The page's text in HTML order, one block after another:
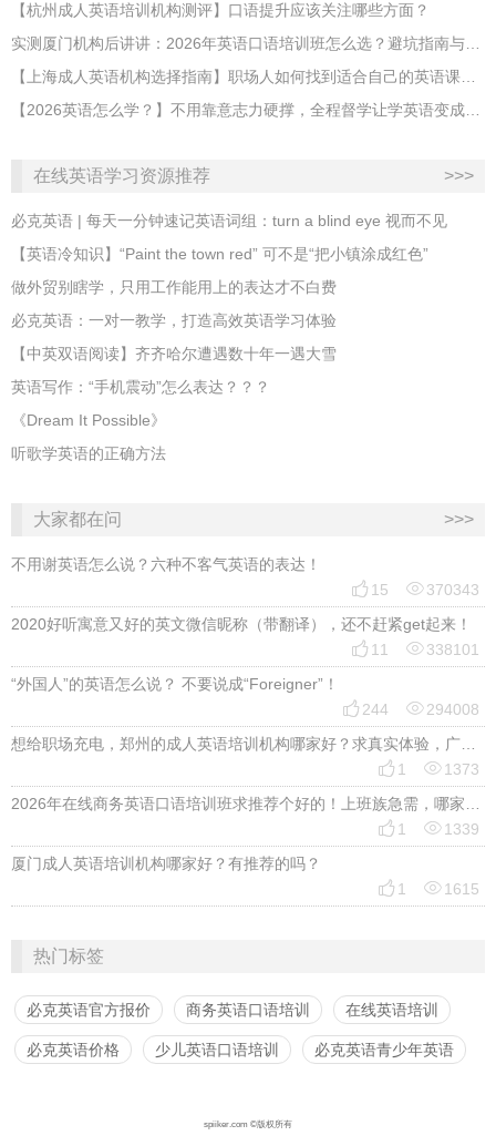
【杭州成人英语培训机构测评】口语提升应该关注哪些方面？
实测厦门机构后讲讲：2026年英语口语培训班怎么选？避坑指南与高效学习新范式
【上海成人英语机构选择指南】职场人如何找到适合自己的英语课程？
【2026英语怎么学？】不用靠意志力硬撑，全程督学让学英语变成日常习惯
在线英语学习资源推荐 >>>
必克英语 | 每天一分钟速记英语词组：turn a blind eye 视而不见
​【英语冷知识】“Paint the town red” 可不是“把小镇涂成红色”
做外贸别瞎学，只用工作能用上的表达才不白费
必克英语：一对一教学，打造高效英语学习体验
【中英双语阅读】齐齐哈尔遭遇数十年一遇大雪
英语写作：“手机震动”怎么表达？？？
《Dream It Possible》
听歌学英语的正确方法
大家都在问 >>>
不用谢英语怎么说？六种不客气英语的表达！
 15 370343
2020好听寓意又好的英文微信昵称（带翻译），还不赶紧get起来！
 11 338101
“外国人”的英语怎么说？ 不要说成“Foreigner”！
 244 294008
想给职场充电，郑州的成人英语培训机构哪家好？求真实体验，广告勿扰，感谢！
 1 1373
2026年在线商务英语口语培训班求推荐个好的！上班族急需，哪家好？
 1 1339
厦门成人英语培训机构哪家好？有推荐的吗？
 1 1615
热门标签
必克英语官方报价 商务英语口语培训 在线英语培训
必克英语价格 少儿英语口语培训 必克英语青少年英语
spiiker.com ©版权所有